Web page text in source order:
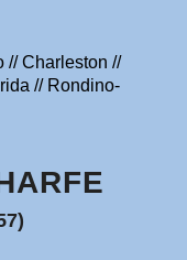
// Charleston //
// Rondino-